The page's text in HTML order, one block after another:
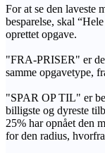
For at se den laveste
besparelse, skal
oprettet opgave.
"FRA-PRISER" er
samme opgavetype,
"SPAR OP TIL" er
billigste og dyreste
25% har opnået den
for den radius,